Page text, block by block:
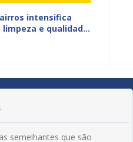
intensifica
e qualidade
semelhantes que são